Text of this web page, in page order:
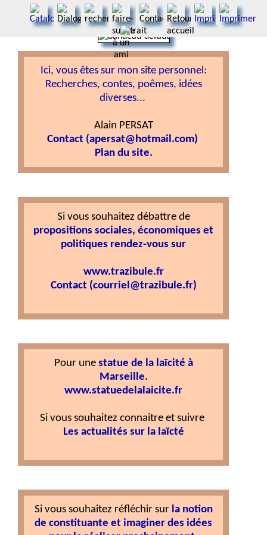
Ici, vous êtes sur mon site personnel:
Recherches, contes, poêmes, idées
diverses...
Alain PERSAT
Contact (apersat@hotmail.com)
Plan du site.
Si vous souhaitez débattre de
propositions sociales, économiques et
politiques rendez-vous sur
www.trazibule.fr
Contact (courriel@trazibule.fr)
Pour une statue de la laïcité à
Marseille.
www.statuedelalaicite.fr
Si vous souhaitez connaitre et suivre
Les actualités sur la laïcté
Si vous souhaitez réfléchir sur la notion
de constituante et imaginer des idées